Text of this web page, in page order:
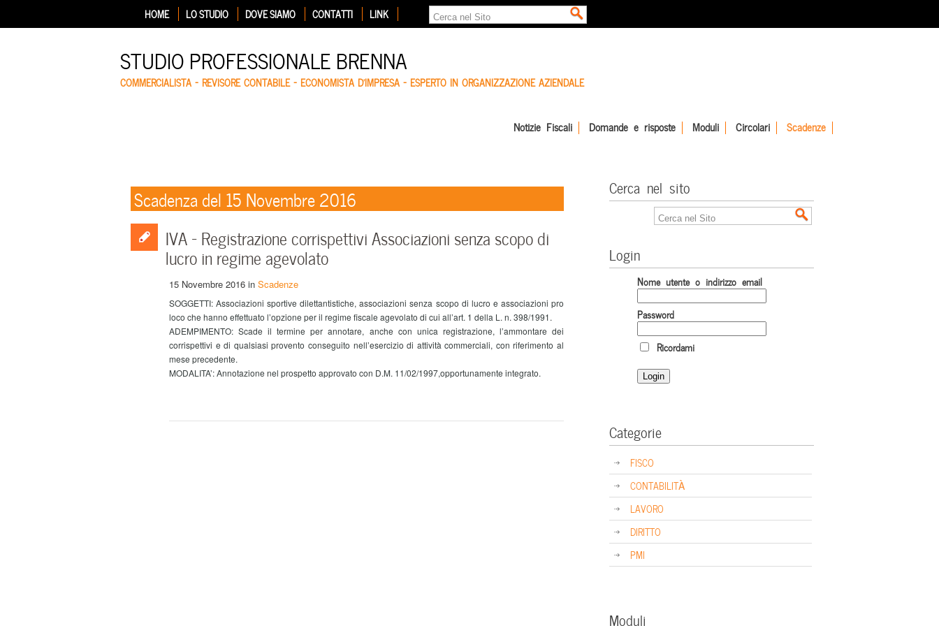
HOME LO STUDIO DOVE SIAMO CONTATTI LINK
STUDIO PROFESSIONALE BRENNA
COMMERCIALISTA – REVISORE CONTABILE – ECONOMISTA D'IMPRESA – ESPERTO IN ORGANIZZAZIONE AZIENDALE
Notizie Fiscali Domande e risposte Moduli Circolari Scadenze
Scadenza del 15 Novembre 2016
IVA – Registrazione corrispettivi Associazioni senza scopo di
lucro in regime agevolato
15 Novembre 2016 in Scadenze
SOGGETTI: Associazioni sportive dilettantistiche, associazioni senza scopo di lucro e associazioni pro
loco che hanno effettuato l’opzione per il regime fiscale agevolato di cui all’art. 1 della L. n. 398/1991.
ADEMPIMENTO: Scade il termine per annotare, anche con unica registrazione, l’ammontare dei
corrispettivi e di qualsiasi provento conseguito nell’esercizio di attività commerciali, con riferimento al
mese precedente.
MODALITA’: Annotazione nel prospetto approvato con D.M. 11/02/1997,opportunamente integrato.
Cerca nel sito
Login
Nome utente o indirizzo email
Password
Ricordami
Categorie
FISCO
CONTABILITÀ
LAVORO
DIRITTO
PMI
Moduli